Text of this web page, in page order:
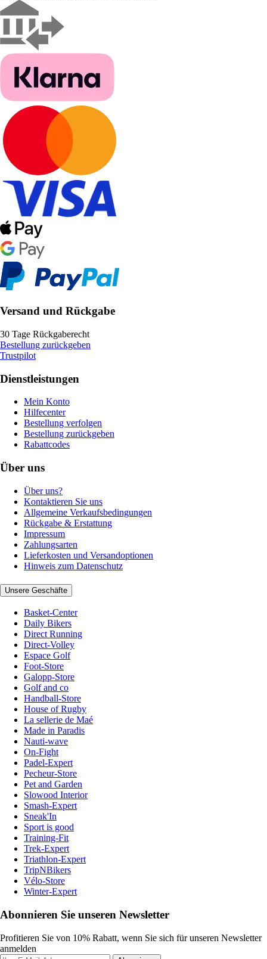
Versand und Rückgabe
30 Tage Rückgaberecht
Bestellung zurückgeben
Trustpilot
Dienstleistungen
Mein Konto
Hilfecenter
Bestellung verfolgen
Bestellung zurückgeben
Rabattcodes
Über uns
Über uns?
Kontaktieren Sie uns
Allgemeine Verkaufsbedingungen
Rückgabe & Erstattung
Impressum
Zahlungsarten
Lieferkosten und Versandoptionen
Hinweis zum Datenschutz
Unsere Geschäfte
Basket-Center
Daily Bikers
Direct Running
Direct-Volley
Espace Golf
Foot-Store
Galopp-Store
Golf and co
Handball-Store
House of Rugby
La sellerie de Maé
Made in Paradis
Nauti-wave
On-Fight
Padel-Expert
Pecheur-Store
Pet and Garden
Slowood Interior
Smash-Expert
Sneak'In
Sport is good
Training-Fit
Trek-Expert
Triathlon-Expert
TripNBikers
Vélo-Store
Winter-Expert
Abonnieren Sie unseren Newsletter
Profitieren Sie von 10% Rabatt, wenn Sie sich für unseren Newsletter
anmelden